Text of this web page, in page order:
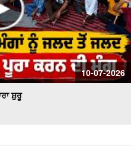
10-07-2026
ਸ਼ੁਰੂ